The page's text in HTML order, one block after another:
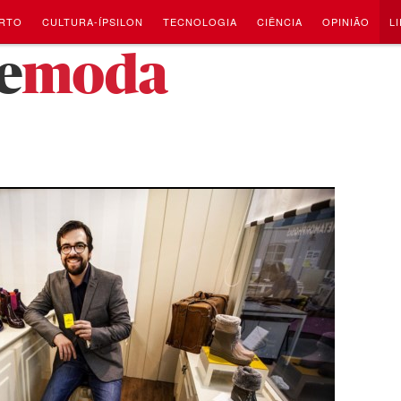
CULTURA-ÍPSILON TECNOLOGIA CIÊNCIA OPINIÃO
moda